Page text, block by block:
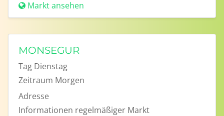
Markt ansehen
MONSEGUR
Tag Dienstag
Zeitraum Morgen
Adresse
Informationen regelmäßiger Markt